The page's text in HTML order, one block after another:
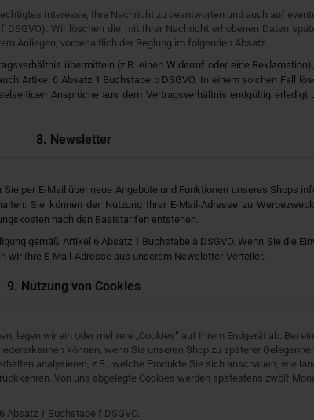
Interesse, Ihre Nachricht zu beantworten und auch auf
DSGVO). Wir löschen die mit Ihrer Nachricht erhobenen Daten
Anliegen, vorbehaltlich der Reglung im folgenden Absatz.
übermitteln (z.B. einen Widerruf oder eine
Artikel 6 Absatz 1 Buchstabe b DSGVO. In einem solchen Fall
Ansprüche aus dem Vertragsverhältnis endgültig erledigt
8. Newsletter
per E-Mail über neue Angebote und Funktionen unseres Shops
Sie können der Nutzung Ihrer E-Mail-Adresse zu
nach den Basistarifen entstehen.
gemäß Artikel 6 Absatz 1 Buchstabe a DSGVO. Wenn Sie die
wir Ihre E-Mail-Adresse aus unserem Newsletter-Verteiler.
9. Nutzung von Cookies
legen wir ein oder mehrere „Cookies“ auf Ihrem Endgerät ab. Bei
können, wenn Sie unseren Shop zu späterer
analysieren, z.B., welche Produkte Sie sich anschauen, wie
Von uns abgelegte Cookies werden spätestens zwölf
Absatz 1 Buchstabe f DSGVO.